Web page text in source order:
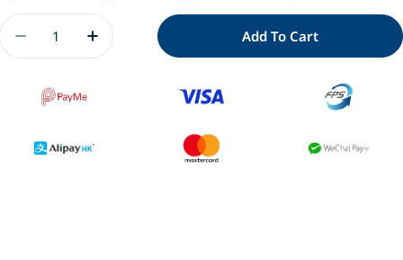
Decrease Quantity For 不要打開這本書
Increase Quantity For 不要打開這本書
Add To Cart